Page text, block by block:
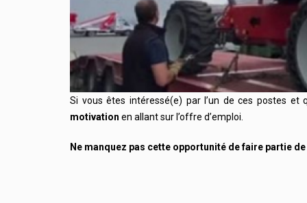
Si vous êtes intéressé(e) par l’un de ces postes
motivation en allant sur l’offre d’emploi.
Ne manquez pas cette opportunité de faire partie